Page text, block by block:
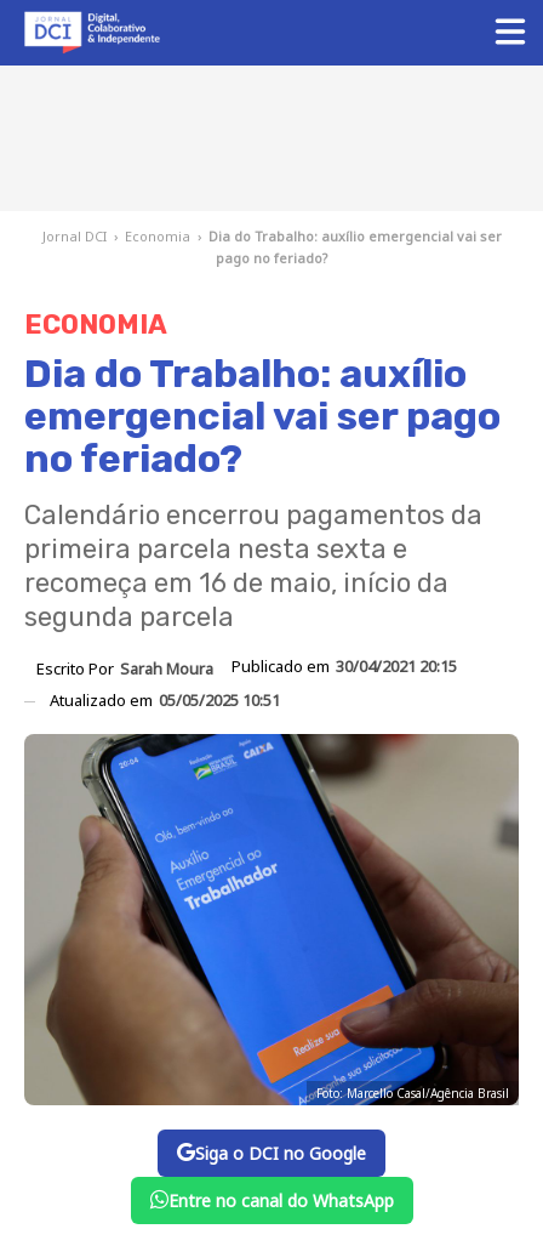
Jornal DCI › Economia › Dia do Trabalho: auxílio emergencial vai ser
pago no feriado?
ECONOMIA
Dia do Trabalho: auxílio
emergencial vai ser pago
no feriado?
Calendário encerrou pagamentos da
primeira parcela nesta sexta e
recomeça em 16 de maio, início da
segunda parcela
Escrito Por Sarah Moura Publicado em 30/04/2021 20:15
Atualizado em 05/05/2025 10:51
Foto: Marcello Casal/Agência Brasil
Siga o DCI no Google
Entre no canal do WhatsApp